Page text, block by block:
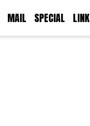
MAIL SPECIAL LINK